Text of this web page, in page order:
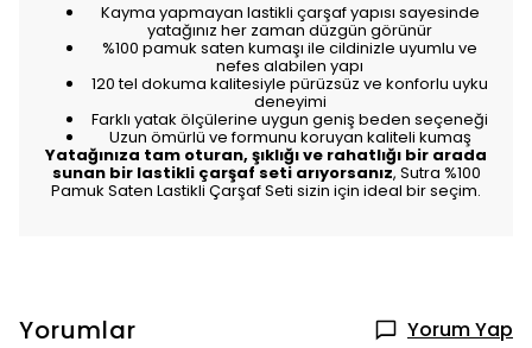
Kayma yapmayan lastikli çarşaf yapısı sayesinde
yatağınız her zaman düzgün görünür
%100 pamuk saten kumaşı ile cildinizle uyumlu ve
nefes alabilen yapı
120 tel dokuma kalitesiyle pürüzsüz ve konforlu uyku
deneyimi
Farklı yatak ölçülerine uygun geniş beden seçeneği
Uzun ömürlü ve formunu koruyan kaliteli kumaş
Yatağınıza tam oturan, şıklığı ve rahatlığı bir arada
sunan bir lastikli çarşaf seti arıyorsanız, Sutra %100
Pamuk Saten Lastikli Çarşaf Seti sizin için ideal bir seçim.
Yorumlar Yorum Yap